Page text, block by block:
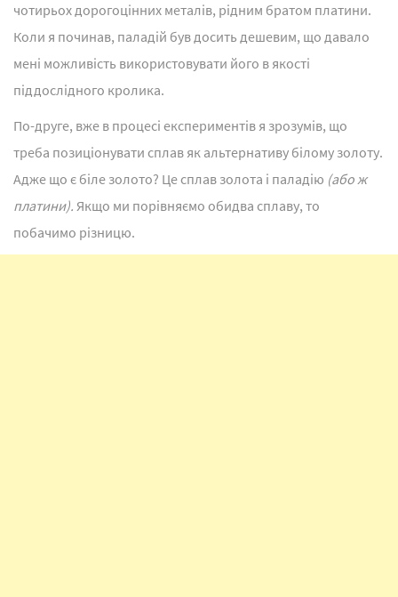
чотирьох дорогоцінних металів, рідним братом платини.
Коли я починав, паладій був досить дешевим, що давало
мені можливість використовувати його в якості
піддослідного кролика.
По-друге, вже в процесі експериментів я зрозумів, що
треба позиціонувати сплав як альтернативу білому золоту.
Адже що є біле золото? Це сплав золота і паладію (або ж
платини). Якщо ми порівняємо обидва сплаву, то
побачимо різницю.